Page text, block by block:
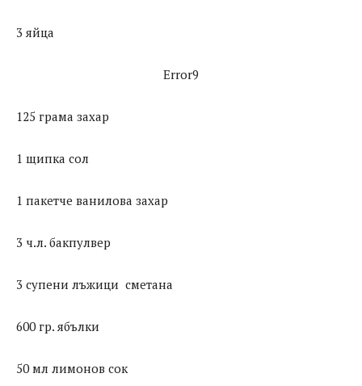
3 яйца
Error9
125 грама захар
1 щипка сол
1 пакетче ванилова захар
3 ч.л. бакпулвер
3 супени лъжици сметана
600 гр. ябълки
50 мл лимонов сок